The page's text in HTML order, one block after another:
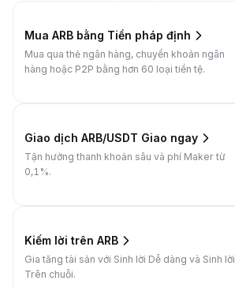
Mua ARB bằng Tiền pháp định
Mua qua thẻ ngân hàng, chuyển khoản ngân
hàng hoặc P2P bằng hơn 60 loại tiền tệ.
Giao dịch ARB/USDT Giao ngay
Tận hưởng thanh khoản sâu và phí Maker từ
0,1%.
Kiếm lời trên ARB
Gia tăng tài sản với Sinh lời Dễ dàng và Sinh lời
Trên chuỗi.